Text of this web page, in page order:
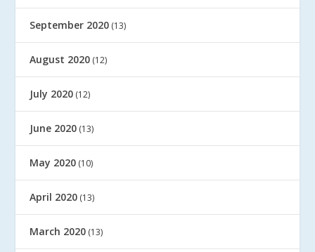
September 2020 (13)
August 2020 (12)
July 2020 (12)
June 2020 (13)
May 2020 (10)
April 2020 (13)
March 2020 (13)